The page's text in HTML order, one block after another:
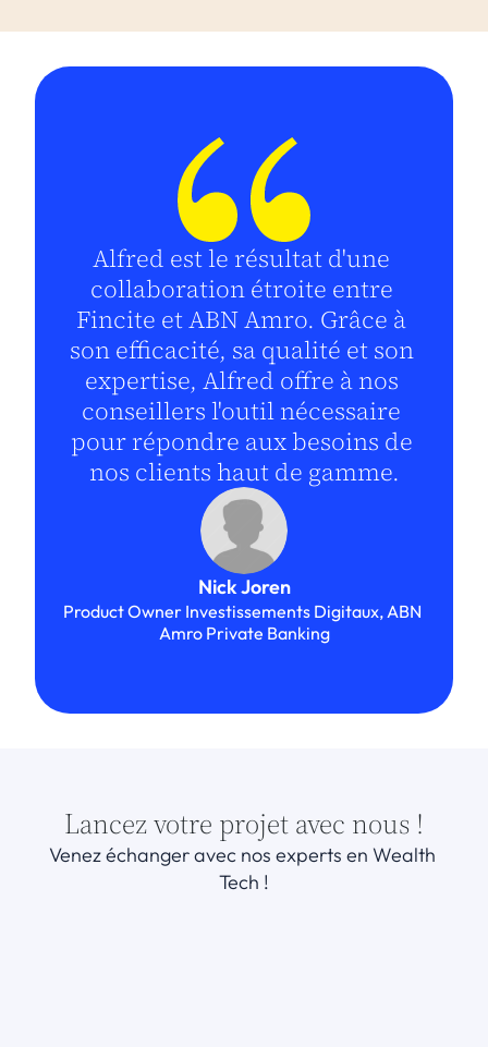
Alfred est le résultat d'une
collaboration étroite entre
Fincite et ABN Amro. Grâce à
son efficacité, sa qualité et son
expertise, Alfred offre à nos
conseillers l'outil nécessaire
pour répondre aux besoins de
nos clients haut de gamme.
Nick Joren
Product Owner Investissements Digitaux, ABN
Amro Private Banking
Lancez votre projet avec nous !
Venez échanger avec nos experts en Wealth
Tech !